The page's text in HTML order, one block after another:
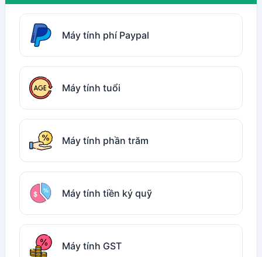
Máy tính phí Paypal
Máy tính tuổi
Máy tính phần trăm
Máy tính tiền ký quỹ
Máy tính GST